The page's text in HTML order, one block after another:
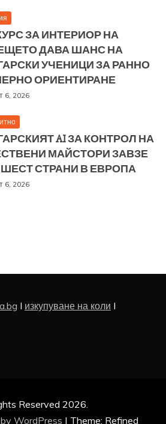
ЗА ИНТЕРИОР НА
ДАВА ШАНС НА
УЧЕНИЦИ ЗА РАННО
ОРИЕНТИРАНЕ
6, 2026
AI ЗА КОНТРОЛ НА
МАЙСТОРИ ЗАВЗЕ
СТРАНИ В ЕВРОПА
6, 2026
I изкупуване на коли I
Reserved 2026.
WordPress | Theme: Refined